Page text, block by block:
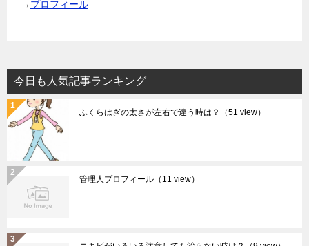
→ プロフィール
今日も人気記事ランキング
ふくらはぎの太さが左右で違う時は？ （51 view）
管理人プロフィール （11 view）